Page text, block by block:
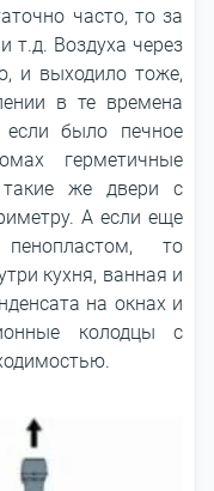
часто, то за
т.д. Воздуха через
и выходило тоже,
в те времена
если было печное
герметичные
такие же двери с
А если еще
то
кухня, ванная и
на окнах и
колодцы с